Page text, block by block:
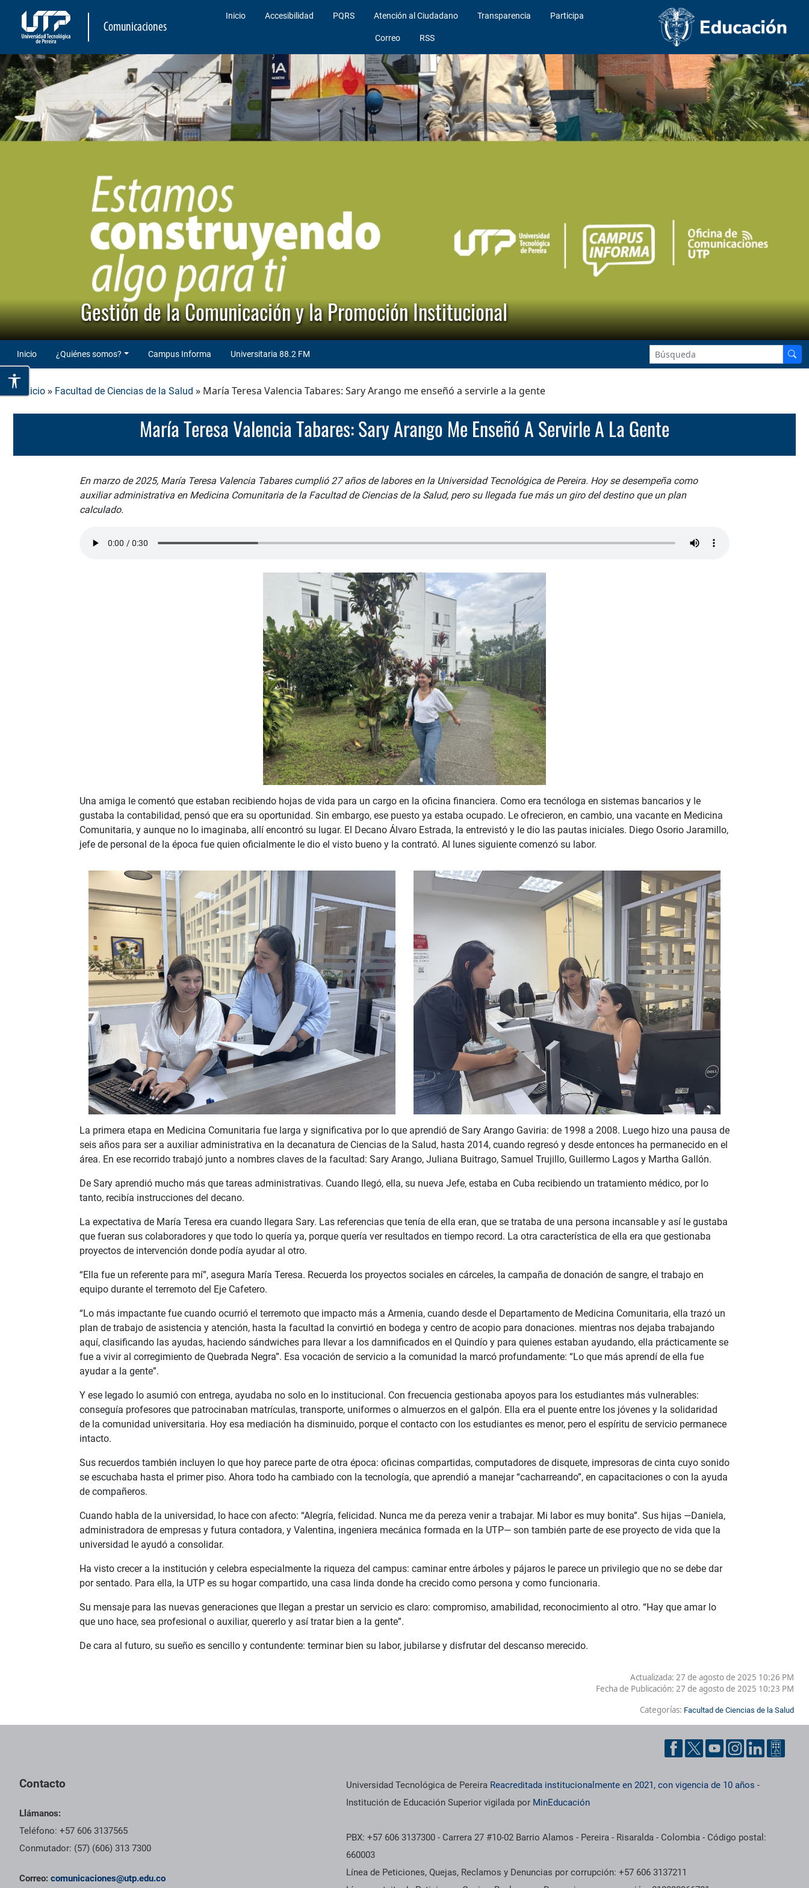
Comunicaciones
Inicio Accesibilidad PQRS Atención al Ciudadano Transparencia Participa
Correo RSS
Gestión de la Comunicación y la Promoción Institucional
Inicio ¿Quiénes somos? Campus Informa Universitaria 88.2 FM
Inicio » Facultad de Ciencias de la Salud » María Teresa Valencia Tabares: Sary Arango me enseñó a servirle a la gente
María Teresa Valencia Tabares: Sary Arango Me Enseñó A Servirle A La Gente
En marzo de 2025, María Teresa Valencia Tabares cumplió 27 años de labores en la Universidad Tecnológica de Pereira. Hoy se desempeña como
auxiliar administrativa en Medicina Comunitaria de la Facultad de Ciencias de la Salud, pero su llegada fue más un giro del destino que un plan
calculado.
Una amiga le comentó que estaban recibiendo hojas de vida para un cargo en la oficina financiera. Como era tecnóloga en sistemas bancarios y le
gustaba la contabilidad, pensó que era su oportunidad. Sin embargo, ese puesto ya estaba ocupado. Le ofrecieron, en cambio, una vacante en Medicina
Comunitaria, y aunque no lo imaginaba, allí encontró su lugar. El Decano Álvaro Estrada, la entrevistó y le dio las pautas iniciales. Diego Osorio Jaramillo,
jefe de personal de la época fue quien oficialmente le dio el visto bueno y la contrató. Al lunes siguiente comenzó su labor.
La primera etapa en Medicina Comunitaria fue larga y significativa por lo que aprendió de Sary Arango Gaviria: de 1998 a 2008. Luego hizo una pausa de
seis años para ser a auxiliar administrativa en la decanatura de Ciencias de la Salud, hasta 2014, cuando regresó y desde entonces ha permanecido en el
área. En ese recorrido trabajó junto a nombres claves de la facultad: Sary Arango, Juliana Buitrago, Samuel Trujillo, Guillermo Lagos y Martha Gallón.
De Sary aprendió mucho más que tareas administrativas. Cuando llegó, ella, su nueva Jefe, estaba en Cuba recibiendo un tratamiento médico, por lo
tanto, recibía instrucciones del decano.
La expectativa de María Teresa era cuando llegara Sary. Las referencias que tenía de ella eran, que se trataba de una persona incansable y así le gustaba
que fueran sus colaboradores y que todo lo quería ya, porque quería ver resultados en tiempo record. La otra característica de ella era que gestionaba
proyectos de intervención donde podía ayudar al otro.
“Ella fue un referente para mí”, asegura María Teresa. Recuerda los proyectos sociales en cárceles, la campaña de donación de sangre, el trabajo en
equipo durante el terremoto del Eje Cafetero.
“Lo más impactante fue cuando ocurrió el terremoto que impacto más a Armenia, cuando desde el Departamento de Medicina Comunitaria, ella trazó un
plan de trabajo de asistencia y atención, hasta la facultad la convirtió en bodega y centro de acopio para donaciones. mientras nos dejaba trabajando
aquí, clasificando las ayudas, haciendo sándwiches para llevar a los damnificados en el Quindío y para quienes estaban ayudando, ella prácticamente se
fue a vivir al corregimiento de Quebrada Negra”. Esa vocación de servicio a la comunidad la marcó profundamente: “Lo que más aprendí de ella fue
ayudar a la gente”.
Y ese legado lo asumió con entrega, ayudaba no solo en lo institucional. Con frecuencia gestionaba apoyos para los estudiantes más vulnerables:
conseguía profesores que patrocinaban matrículas, transporte, uniformes o almuerzos en el galpón. Ella era el puente entre los jóvenes y la solidaridad
de la comunidad universitaria. Hoy esa mediación ha disminuido, porque el contacto con los estudiantes es menor, pero el espíritu de servicio permanece
intacto.
Sus recuerdos también incluyen lo que hoy parece parte de otra época: oficinas compartidas, computadores de disquete, impresoras de cinta cuyo sonido
se escuchaba hasta el primer piso. Ahora todo ha cambiado con la tecnología, que aprendió a manejar “cacharreando”, en capacitaciones o con la ayuda
de compañeros.
Cuando habla de la universidad, lo hace con afecto: “Alegría, felicidad. Nunca me da pereza venir a trabajar. Mi labor es muy bonita”. Sus hijas —Daniela,
administradora de empresas y futura contadora, y Valentina, ingeniera mecánica formada en la UTP— son también parte de ese proyecto de vida que la
universidad le ayudó a consolidar.
Ha visto crecer a la institución y celebra especialmente la riqueza del campus: caminar entre árboles y pájaros le parece un privilegio que no se debe dar
por sentado. Para ella, la UTP es su hogar compartido, una casa linda donde ha crecido como persona y como funcionaria.
Su mensaje para las nuevas generaciones que llegan a prestar un servicio es claro: compromiso, amabilidad, reconocimiento al otro. “Hay que amar lo
que uno hace, sea profesional o auxiliar, quererlo y así tratar bien a la gente”.
De cara al futuro, su sueño es sencillo y contundente: terminar bien su labor, jubilarse y disfrutar del descanso merecido.
Actualizada: 27 de agosto de 2025 10:26 PM
Fecha de Publicación: 27 de agosto de 2025 10:23 PM
Categorías: Facultad de Ciencias de la Salud
Contacto
Llámanos:
Teléfono: +57 606 3137565
Conmutador: (57) (606) 313 7300
Correo: comunicaciones@utp.edu.co
Universidad Tecnológica de Pereira Reacreditada institucionalmente en 2021, con vigencia de 10 años -
Institución de Educación Superior vigilada por MinEducación
PBX: +57 606 3137300 - Carrera 27 #10-02 Barrio Alamos - Pereira - Risaralda - Colombia - Código postal:
660003
Línea de Peticiones, Quejas, Reclamos y Denuncias por corrupción: +57 606 3137211